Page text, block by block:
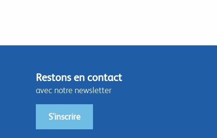
Restons en contact
avec notre newsletter
S'inscrire